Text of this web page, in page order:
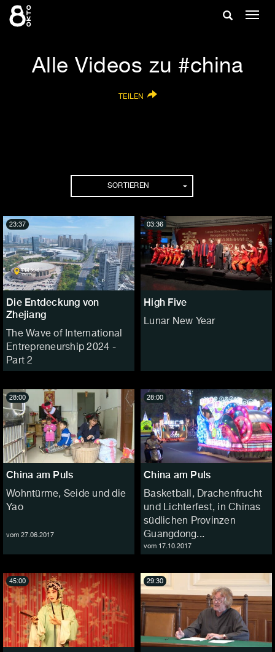
Zum
Inhalt
Suche
Alle Videos zu #china
TEILEN
SORTIEREN
Die Entdeckung von
Zhejiang
The Wave of International
Entrepreneurship 2024 -
Part 2
23:37
High Five
Lunar New Year
03:36
China am Puls
Wohntürme, Seide und die
Yao
vom 27.06.2017
28:00
China am Puls
Basketball, Drachenfrucht
und Lichterfest, in Chinas
südlichen Provinzen
Guangdong...
vom 17.10.2017
28:00
45:00 29:30